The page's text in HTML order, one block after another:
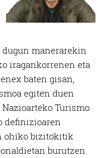
manerarekin
iragankorrenen eta
baten gisan,
egiten duen
Turismo
definizioaren
ohiko bizitokitik
burutzen